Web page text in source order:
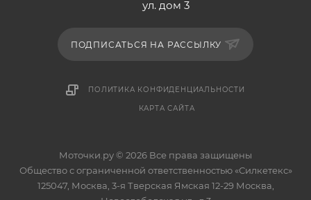
ул. дом 3
ПОДПИСАТЬСЯ НА РАССЫЛКУ
ПОЛИТИКА КОНФИДЕНЦИАЛЬНОСТИ
КАРТА САЙТА
Моточки.ру © 2026 Все права защищены
Общество с ограниченной ответственностью «Силкетекс»
125047, Москва, 3-я Тверская Ямская 12-29 Москва,